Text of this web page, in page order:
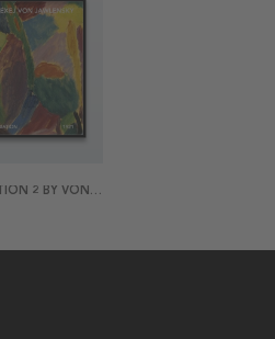
VARIATION 2 BY VON JAWLENSKY JULISTE